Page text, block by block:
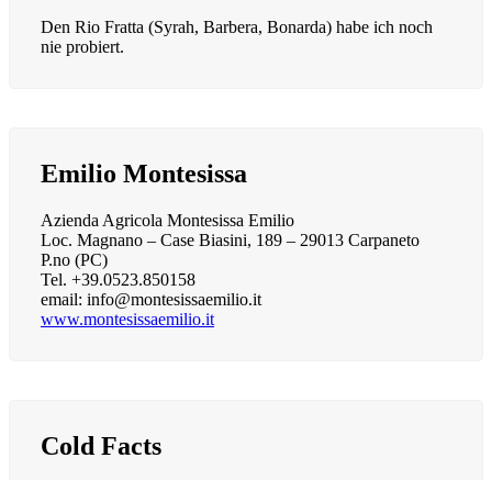
Den Rio Fratta (Syrah, Barbera, Bonarda) habe ich noch
nie probiert.
Emilio Montesissa
Azienda Agricola Montesissa Emilio
Loc. Magnano – Case Biasini, 189 – 29013 Carpaneto
P.no (PC)
Tel. +39.0523.850158
email: info@montesissaemilio.it
www.montesissaemilio.it
Cold Facts